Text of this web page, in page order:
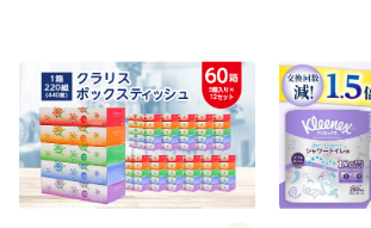
倶知安町 日用品